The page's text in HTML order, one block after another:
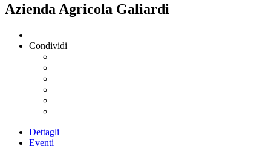
Azienda Agricola Galiardi
Condividi
Dettagli
Eventi